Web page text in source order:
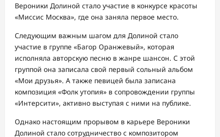
Вероники Долиной стало участие в конкурсе красоты
«Миссис Москва», где она заняла первое место.
Следующим важным шагом для Долиной стало
участие в группе «Багор Оранжевый», которая
исполняла авторскую песню в жанре шансон. С этой
группой она записала свой первый сольный альбом
«Мои друзья». А также певицей была записана
композиция «Фолк утопия» в сопровождении группы
«Интерсити», активно выступая с ними на публике.
Однако настоящим прорывом в карьере Вероники
Долиной стало сотрудничество с композитором